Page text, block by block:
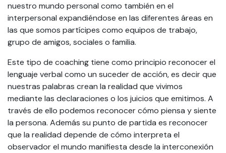
nuestro mundo personal como también en el
interpersonal expandiéndose en las diferentes áreas en
las que somos partícipes como equipos de trabajo,
grupo de amigos, sociales o familia.
Este tipo de coaching tiene como principio reconocer el
lenguaje verbal como un suceder de acción, es decir que
nuestras palabras crean la realidad que vivimos
mediante las declaraciones o los juicios que emitimos. A
través de ello podemos reconocer cómo piensa y siente
la persona. Además su punto de partida es reconocer
que la realidad depende de cómo interpreta el
observador el mundo manifiesta desde la interconexión